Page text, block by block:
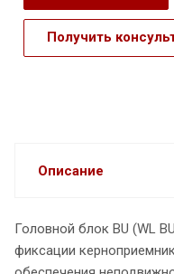
Получить
Описание
Головной блок BU (WL
фиксации